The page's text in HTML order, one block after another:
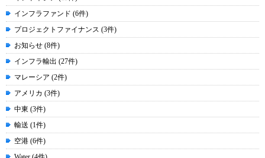
インフラファンド (6件)
プロジェクトファイナンス (3件)
お知らせ (8件)
インフラ輸出 (27件)
マレーシア (2件)
アメリカ (3件)
中東 (3件)
輸送 (1件)
空港 (6件)